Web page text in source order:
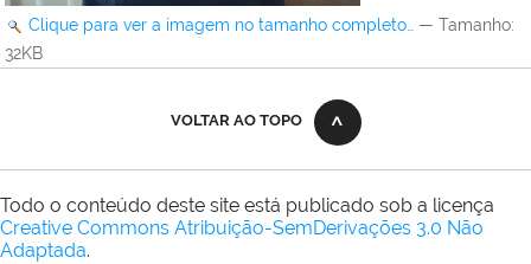
Clique para ver a imagem no tamanho completo… — Tamanho:
32KB
VOLTAR AO TOPO
Todo o conteúdo deste site está publicado sob a licença
Creative Commons Atribuição-SemDerivações 3.0 Não
Adaptada.